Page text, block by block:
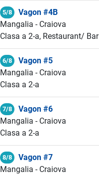
5/8
Vagon #4B
Mangalia - Craiova
Clasa a 2-a, Restaurant/ Bar
6/8
Vagon #5
Mangalia - Craiova
Clasa a 2-a
7/8
Vagon #6
Mangalia - Craiova
Clasa a 2-a
8/8
Vagon #7
Mangalia - Craiova